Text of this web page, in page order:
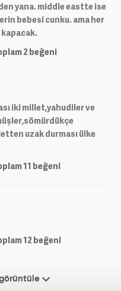
yana. middle eastte ise
bebesi cunku. ama her
2beğeni
iki millet,yahudiler ve
uzak durması ülke
11 beğeni
12beğeni